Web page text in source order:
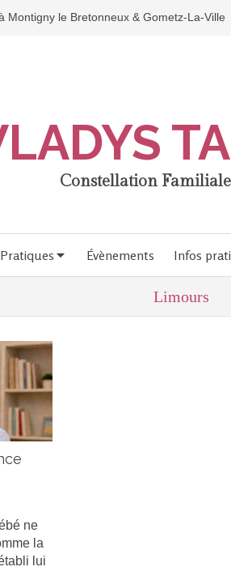
Montigny le Bretonneux & Gometz-La-Ville
Constellation
Pratiques Évènements Infos
Limours
ne
la
lui